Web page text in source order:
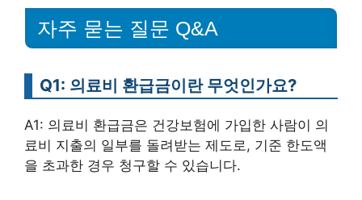
자주 묻는 질문 Q&A
Q1: 의료비 환급금이란 무엇인가요?
A1: 의료비 환급금은 건강보험에 가입한 사람이 의
료비 지출의 일부를 돌려받는 제도로, 기준 한도액
을 초과한 경우 청구할 수 있습니다.